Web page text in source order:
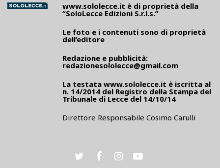
www.sololecce.it è di proprietà della
“SoloLecce Edizioni S.r.l.s.”
Le foto e i contenuti sono di proprietà
dell’editore
Redazione e pubblicità:
redazionesololecce@gmail.com
La testata www.sololecce.it è iscritta al
n. 14/2014 del Registro della Stampa del
Tribunale di Lecce del 14/10/14
Direttore Responsabile Cosimo Carulli